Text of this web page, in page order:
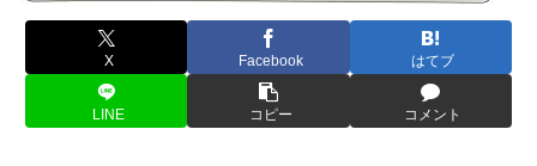
X Facebook はてブ
LINE コピー コメント